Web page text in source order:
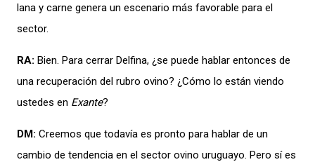
lana y carne genera un escenario más favorable para el
sector.
RA: Bien. Para cerrar Delfina, ¿se puede hablar entonces de
una recuperación del rubro ovino? ¿Cómo lo están viendo
ustedes en Exante?
DM: Creemos que todavía es pronto para hablar de un
cambio de tendencia en el sector ovino uruguayo. Pero sí es